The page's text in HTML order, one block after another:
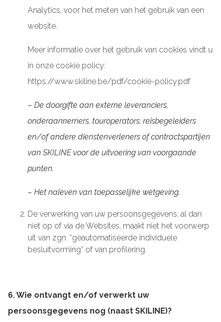
Analytics, voor het meten van het gebruik van een
website.
Meer informatie over het gebruik van cookies vindt u
in onze cookie policy:
https://www.skiline.be/pdf/cookie-policy.pdf
– De doorgifte aan externe leveranciers,
onderaannemers, touroperators, reisbegeleiders
en/of andere dienstenverleners of contractspartijen
van SKILINE voor de uitvoering van voorgaande
punten.
– Het naleven van toepasselijke wetgeving.
De verwerking van uw persoonsgegevens, al dan
niet op of via de Websites, maakt niet het voorwerp
uit van zgn. “geautomatiseerde individuele
besluitvorming” of van profilering.
6. Wie ontvangt en/of verwerkt uw
persoonsgegevens nog (naast SKILINE)?